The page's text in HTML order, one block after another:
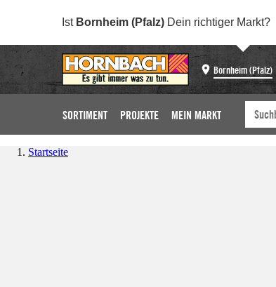
Ist Bornheim (Pfalz) Dein richtiger Markt?
Bornheim (Pfalz)
SORTIMENT PROJEKTE MEIN MARKT
Startseite